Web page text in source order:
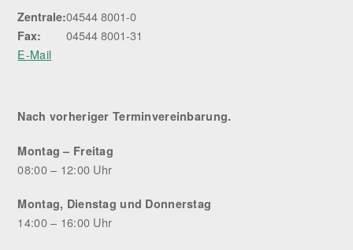
Zentrale:04544 8001-0
Fax:
04544 8001-31
E-Mail
Nach vorheriger Terminvereinbarung.
Montag – Freitag
08:00 – 12:00 Uhr
Montag, Dienstag und Donnerstag
14:00 – 16:00 Uhr